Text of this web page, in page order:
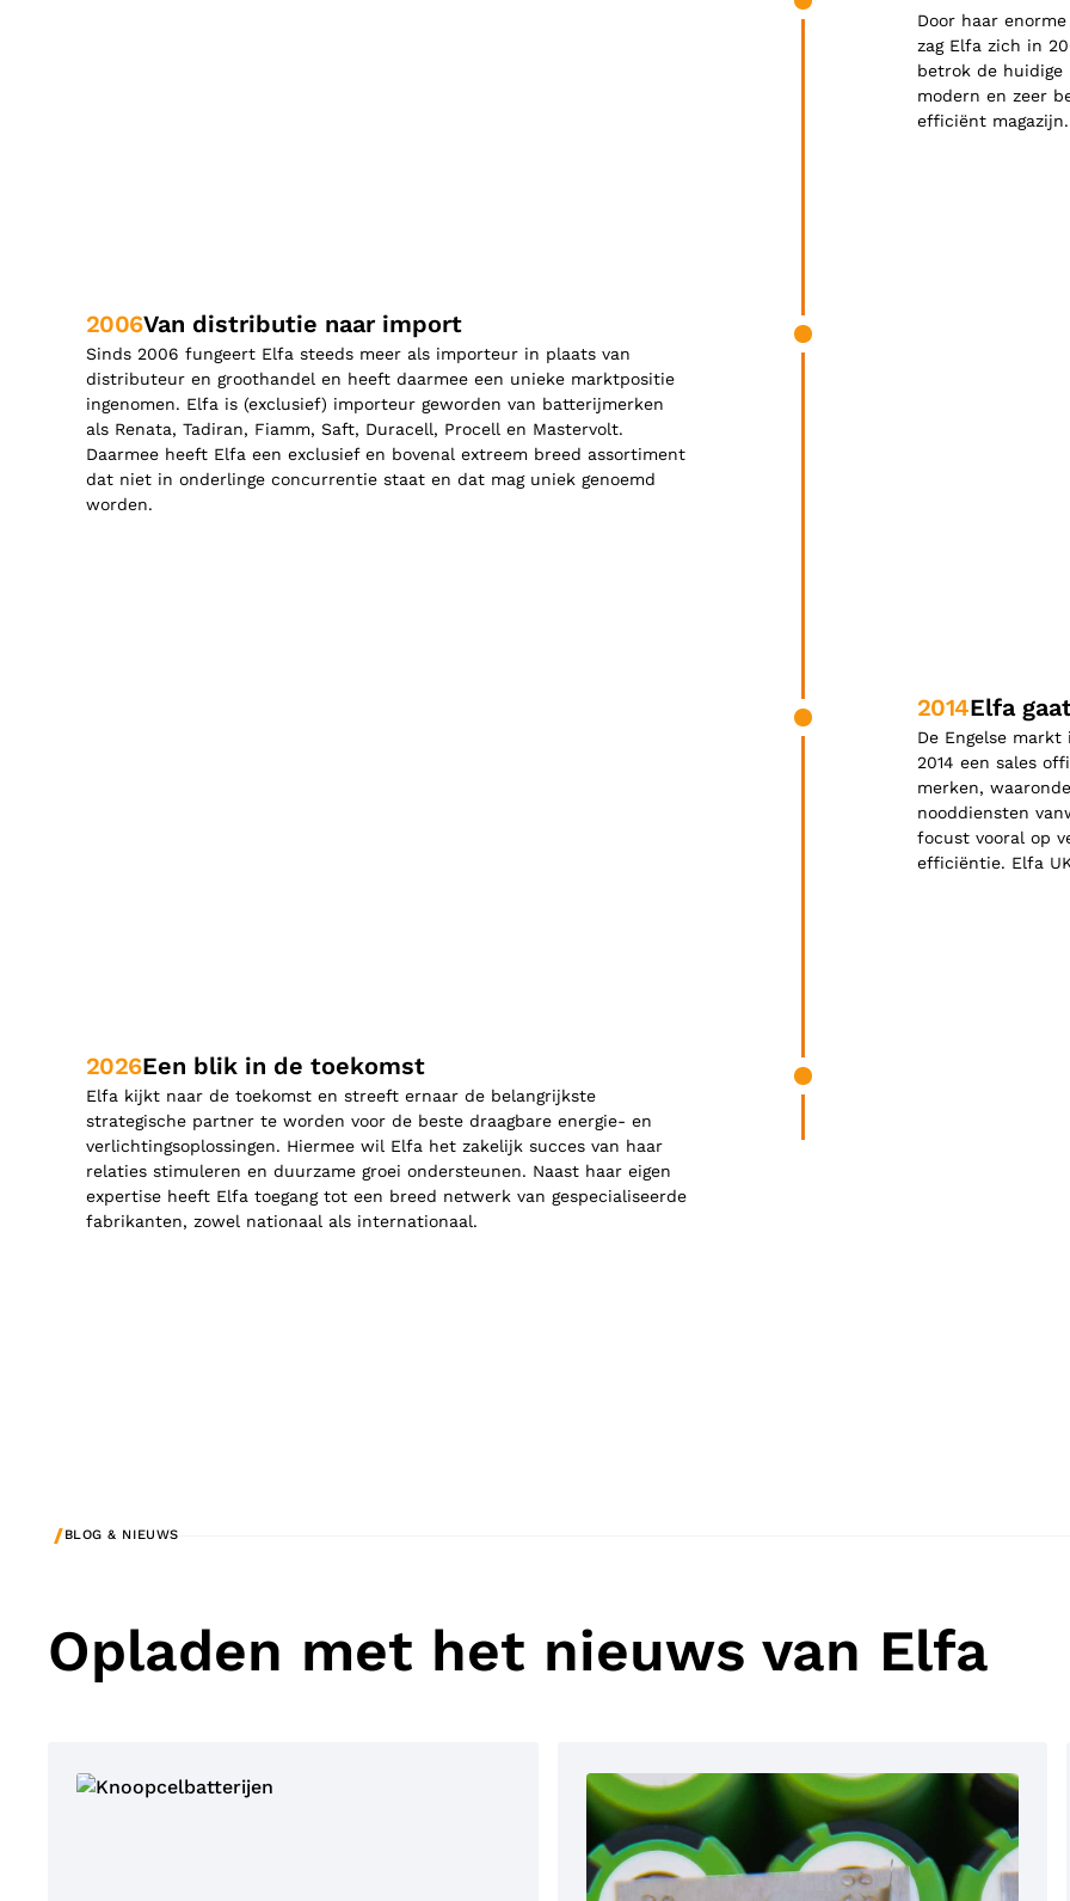
James was here
Door haar
zag Elfa zich in
betrok de huidige
modern en zeer
efficiënt
2006Van distributie naar import
Sinds 2006 fungeert Elfa steeds meer als importeur in plaats van
distributeur en groothandel en heeft daarmee een unieke marktpositie
ingenomen. Elfa is (exclusief) importeur geworden van batterijmerken
als Renata, Tadiran, Fiamm, Saft, Duracell, Procell en Mastervolt.
Daarmee heeft Elfa een exclusief en bovenal extreem breed assortiment
dat niet in onderlinge concurrentie staat en dat mag uniek genoemd
worden.
James was here
James was here
2014Elfa
De Engelse
2014 een sales
merken,
nooddiensten
focust vooral op
efficiëntie. Elfa
2026Een blik in de toekomst
Elfa kijkt naar de toekomst en streeft ernaar de belangrijkste
strategische partner te worden voor de beste draagbare energie- en
verlichtingsoplossingen. Hiermee wil Elfa het zakelijk succes van haar
relaties stimuleren en duurzame groei ondersteunen. Naast haar eigen
expertise heeft Elfa toegang tot een breed netwerk van gespecialiseerde
fabrikanten, zowel nationaal als internationaal.
James was here
/BLOG & NIEUWS
Opladen met het nieuws van Elfa